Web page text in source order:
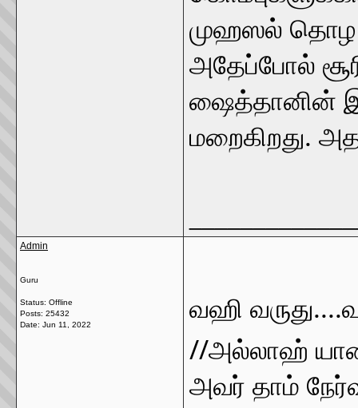
முஹஸல் தொழ
அதேப்போல்
ஷைத்தானின்
மறைகிறது.
Admin
Guru
Status: Offline
Posts: 25432
Date: Jun 11, 2022
வஹி
//அல்லாஹ்
அவர் தாம்